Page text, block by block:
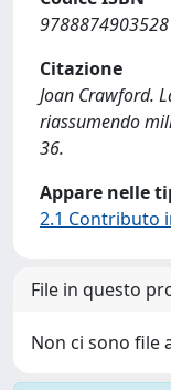
9788874903528
Citazione
Joan Crawford.
riassumendo
36.
Appare nelle
2.1 Contributo
File in questo
Non ci sono file